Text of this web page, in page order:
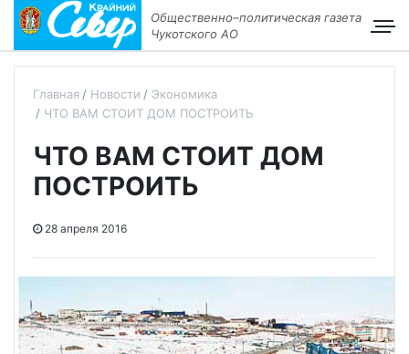
Общественно–политическая газета
Чукотского АО
Главная Новости
Экономика
ЧТО ВАМ СТОИТ ДОМ ПОСТРОИТЬ
ЧТО ВАМ СТОИТ ДОМ
ПОСТРОИТЬ
28 апреля 2016